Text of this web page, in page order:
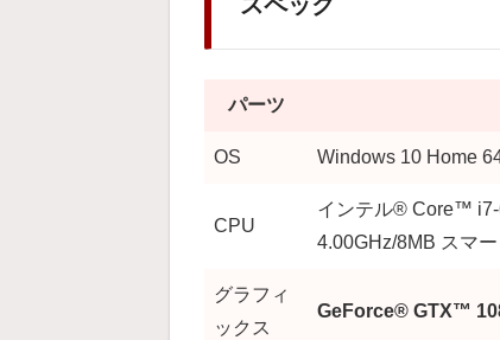
パーツ
OS Windows 10 Home
CPU
インテル® Core™ i7-
4.00GHz/8MB スマ
グラフィ
ックス
GeForce® GTX™